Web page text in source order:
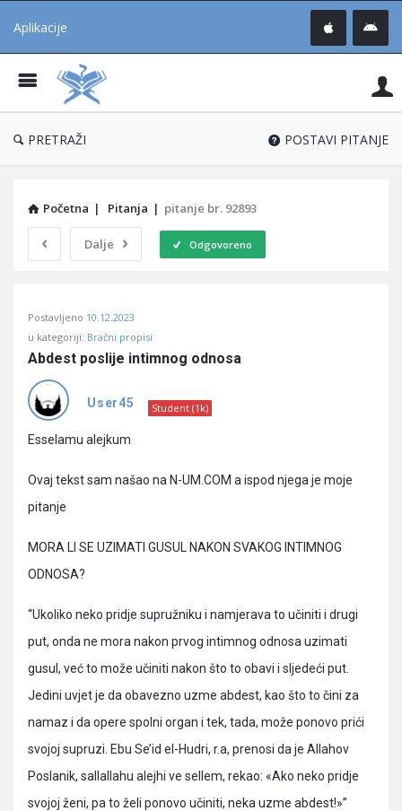
Aplikacije
®
PRETRAŽI POSTAVI PITANJE
Početna | Pitanja | pitanje br. 92893
Dalje Odgovoreno
Učene
Latest
Pitanja
Postavljeno 10.12.2023
u kategoriji: Bračni propisi
Abdest poslije intimnog odnosa
User45 Student (1k)
Esselamu alejkum
Ovaj tekst sam našao na N-UM.COM a ispod njega je moje
pitanje
MORA LI SE UZIMATI GUSUL NAKON SVAKOG INTIMNOG
ODNOSA?
“Ukoliko neko pridje supružniku i namjerava to učiniti i drugi
put, onda ne mora nakon prvog intimnog odnosa uzimati
gusul, već to može učiniti nakon što to obavi i sljedeći put.
Jedini uvjet je da obavezno uzme abdest, kao što to čini za
namaz i da opere spolni organ i tek, tada, može ponovo prići
svojoj supruzi. Ebu Se’id el-Hudri, r.a, prenosi da je Allahov
Poslanik, sallallahu alejhi ve sellem, rekao: «Ako neko pridje
svojoj ženi, pa to želi ponovo učiniti, neka uzme abdest!»”